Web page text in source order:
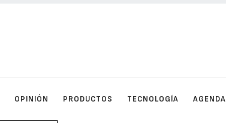
OPINIÓN PRODUCTOS TECNOLOGÍA AGENDA